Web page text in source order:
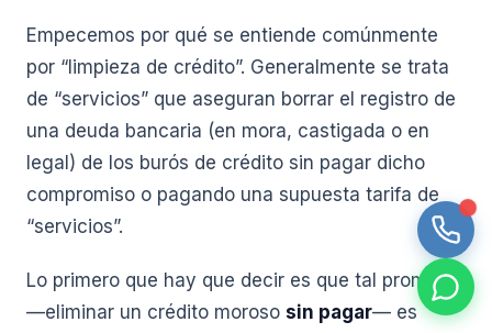
Empecemos por qué se entiende comúnmente
por “limpieza de crédito”. Generalmente se trata
de “servicios” que aseguran borrar el registro de
una deuda bancaria (en mora, castigada o en
legal) de los burós de crédito sin pagar dicho
compromiso o pagando una supuesta tarifa de
“servicios”.
Lo primero que hay que decir es que tal promesa
—eliminar un crédito moroso sin pagar— es